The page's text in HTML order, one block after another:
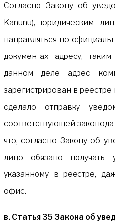
Согласно Закону об
Kanunu), юридическим
направляться по
документах адресу,
данном деле адрес
зарегистрирован в
сделало отправку
соответствующей
что, согласно Закону об
лицо обязано получать
указанному в реестре,
офис.
в. Статья 35 Закона об